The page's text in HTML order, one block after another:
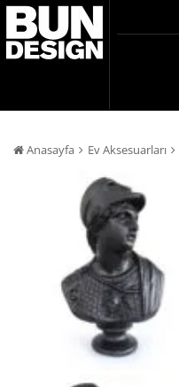
Anasayfa Ev Aksesuarları